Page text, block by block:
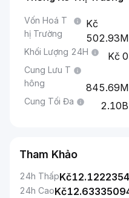
Vốn Hoá T
hị Trường
502.93M
Khối Lượng 24H 0
Cung Lưu T
hông
845.69M
Cung Tối Đa 2.10B
Tham Khảo
24h ThấpKč
24h CaoKč